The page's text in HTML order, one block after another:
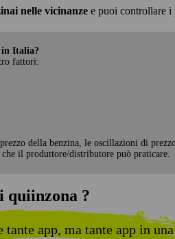
nelle vicinanze e puoi controllare i
in Italia?
fattori:
della benzina, le oscillazioni di
il produttore/distributore può praticare.
quiinzona ?
tante app, ma tante app in